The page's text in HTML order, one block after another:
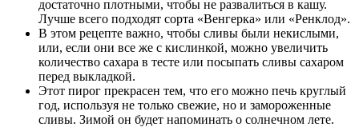
достаточно плотными, чтобы не развалиться в кашу.
Лучше всего подходят сорта «Венгерка» или «Ренклод».
В этом рецепте важно, чтобы сливы были некислыми,
или, если они все же с кислинкой, можно увеличить
количество сахара в тесте или посыпать сливы сахаром
перед выкладкой.
Этот пирог прекрасен тем, что его можно печь круглый
год, используя не только свежие, но и замороженные
сливы. Зимой он будет напоминать о солнечном лете.